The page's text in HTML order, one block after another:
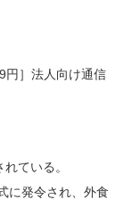
円］法人向け通信
ている。
に発令され、外食